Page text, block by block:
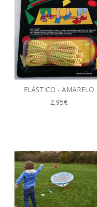
ELÁSTICO - AMARELO
2,95€